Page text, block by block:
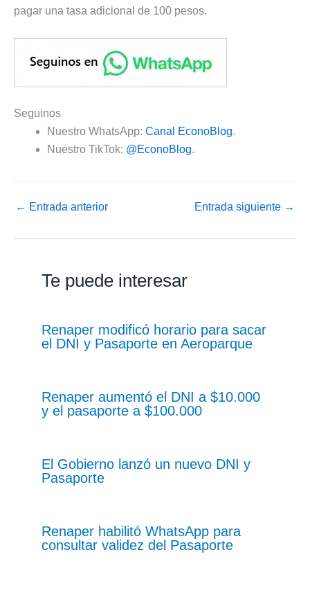
pagar una tasa adicional de 100 pesos.
Seguinos
Nuestro WhatsApp: Canal EconoBlog.
Nuestro TikTok: @EconoBlog.
← Entrada anterior Entrada siguiente →
Te puede interesar
Renaper modificó horario para sacar
el DNI y Pasaporte en Aeroparque
Renaper aumentó el DNI a $10.000
y el pasaporte a $100.000
El Gobierno lanzó un nuevo DNI y
Pasaporte
Renaper habilitó WhatsApp para
consultar validez del Pasaporte